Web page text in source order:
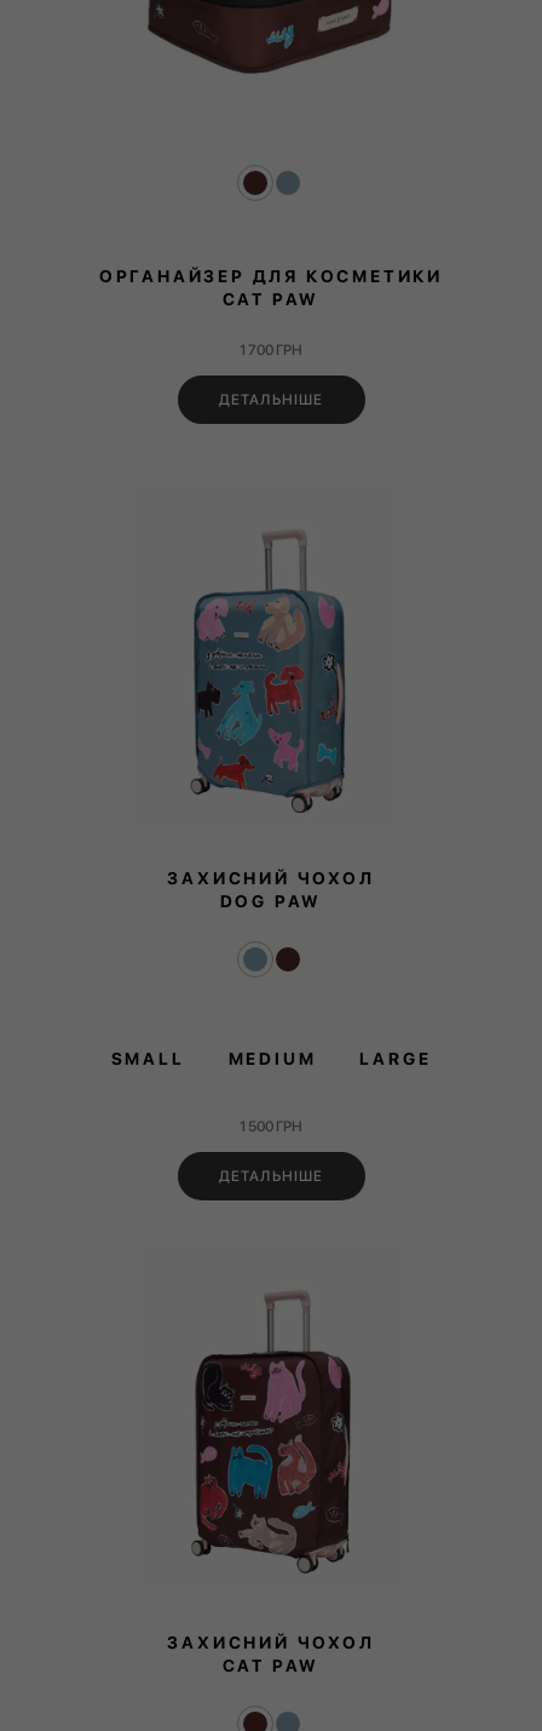
ОРГАНАЙЗЕР ДЛЯ КОСМЕТИКИ
CAT PAW
1 700 ГРН
ДЕТАЛЬНІШЕ
ЗАХИСНИЙ ЧОХОЛ
DOG PAW
SMALL MEDIUM LARGE
1 500 ГРН
ДЕТАЛЬНІШЕ
ЗАХИСНИЙ ЧОХОЛ
CAT PAW